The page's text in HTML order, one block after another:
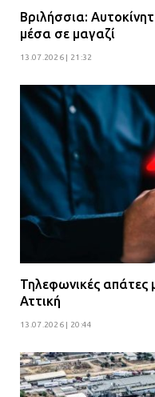
Βριλήσσια:
μέσα σε μαγαζί
13.07.2026 | 21:32
Τηλεφωνικές απάτες
Αττική
13.07.2026 | 20:44